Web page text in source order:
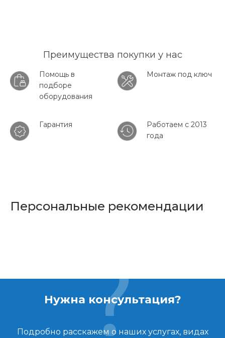
Преимущества покупки у нас
Помощь в
подборе
оборудования
Монтаж под ключ
Гарантия
Работаем с 2013
года
Персональные рекомендации
Нужна консультация?
Подробно расскажем о наших услугах, видах